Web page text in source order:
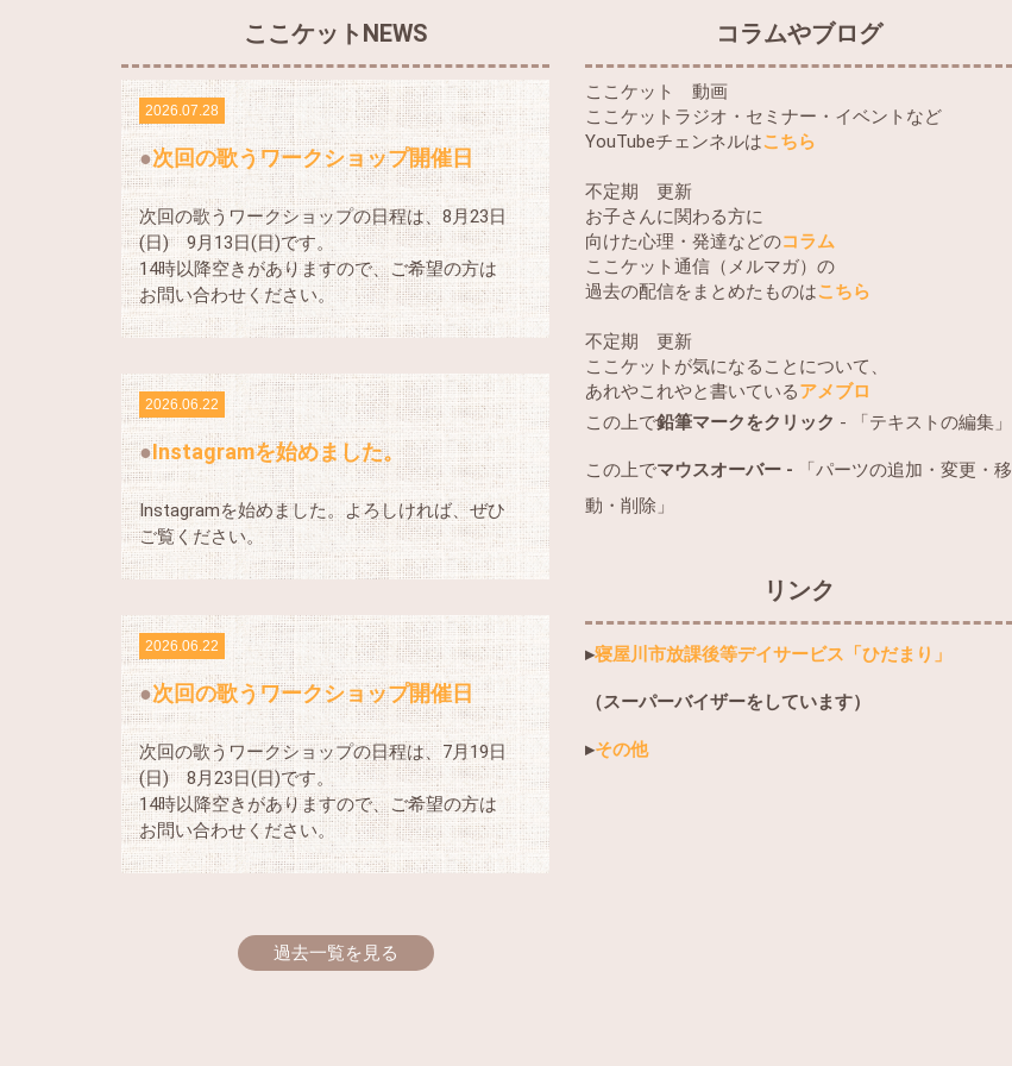
ここケットNEWS
2026.07.28
次回の歌うワークショップ開催日
次回の歌うワークショップの日程は、8月23日
(日) 9月13日(日)です。
14時以降空きがありますので、ご希望の方は
お問い合わせください。
2026.06.22
Instagramを始めました。
Instagramを始めました。よろしければ、ぜひ
ご覧ください。
2026.06.22
次回の歌うワークショップ開催日
次回の歌うワークショップの日程は、7月19日
(日) 8月23日(日)です。
14時以降空きがありますので、ご希望の方は
お問い合わせください。
過去一覧を見る
コラムやブログ
ここケット 動画
ここケットラジオ・セミナー・イベントなど
YouTubeチェンネルはこちら
不定期 更新
お子さんに関わる方に
向けた心理・発達などのコラム
ここケット通信（メルマガ）の
過去の配信をまとめたものはこちら
不定期 更新
ここケットが気になることについて、
あれやこれやと書いているアメブロ
この上で鉛筆マークをクリック - 「テキストの編集」
この上でマウスオーバー -
「パーツの追加・変更・移
動・削除」
リンク
▸寝屋川市放課後等デイサービス「ひだまり」
（スーパーバイザーをしています）
▸その他